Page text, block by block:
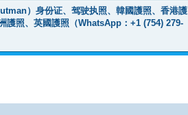
）身份证、驾驶执照、韓國護照、香港護
護照、英國護照（WhatsApp：+1 (754) 279-